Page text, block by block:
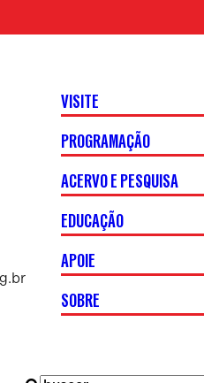
VISITE
PROGRAMAÇÃO
ACERVO E PESQUISA
EDUCAÇÃO
APOIE
SOBRE